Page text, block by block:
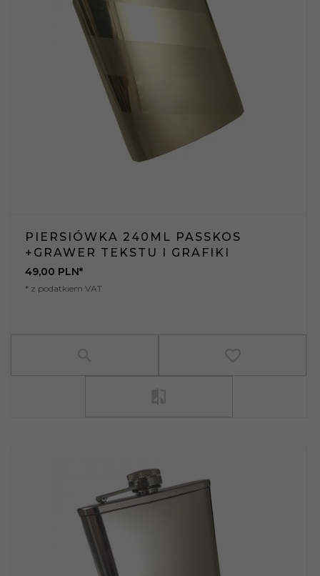
PIERSIÓWKA 240ML PASSKOS
+GRAWER TEKSTU I GRAFIKI
49,00 PLN*
* z podatkiem VAT